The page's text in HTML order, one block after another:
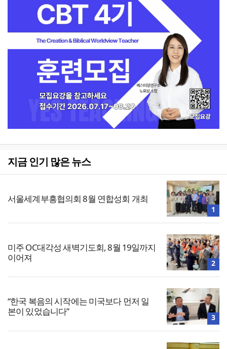
지금 인기 많은 뉴스
서울세계부흥협의회 8월 연합성회 개최
1
미주 OC대각성 새벽기도회, 8월 19일까지
이어져
2
“한국 복음의 시작에는 미국보다 먼저 일
본이 있었습니다”
3